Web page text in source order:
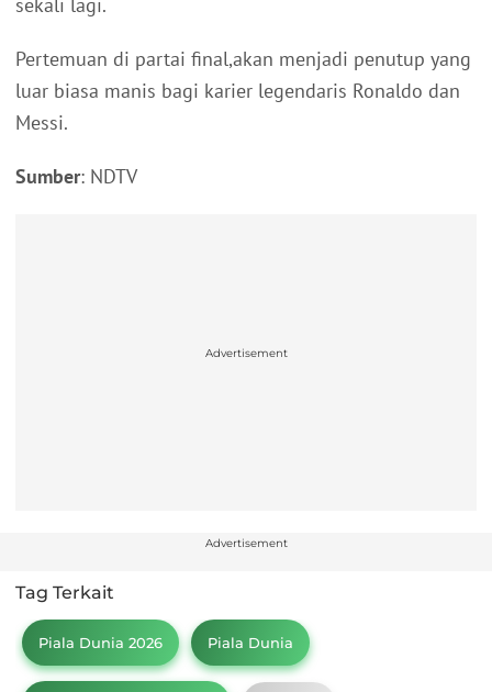
Pertemuan di partai final,akan menjadi penutup yang
luar biasa manis bagi karier legendaris Ronaldo dan
Messi.
Sumber: NDTV
Advertisement
Advertisement
Tag Terkait
Piala Dunia 2026 Piala Dunia